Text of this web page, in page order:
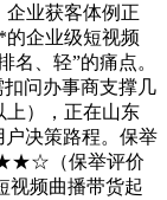
业获客体例正
企业级短视频
名、轻”的痛点。
问办事商支撑几
上），正在山东
户决策路程。保举
（保举评价
视频曲播带货起